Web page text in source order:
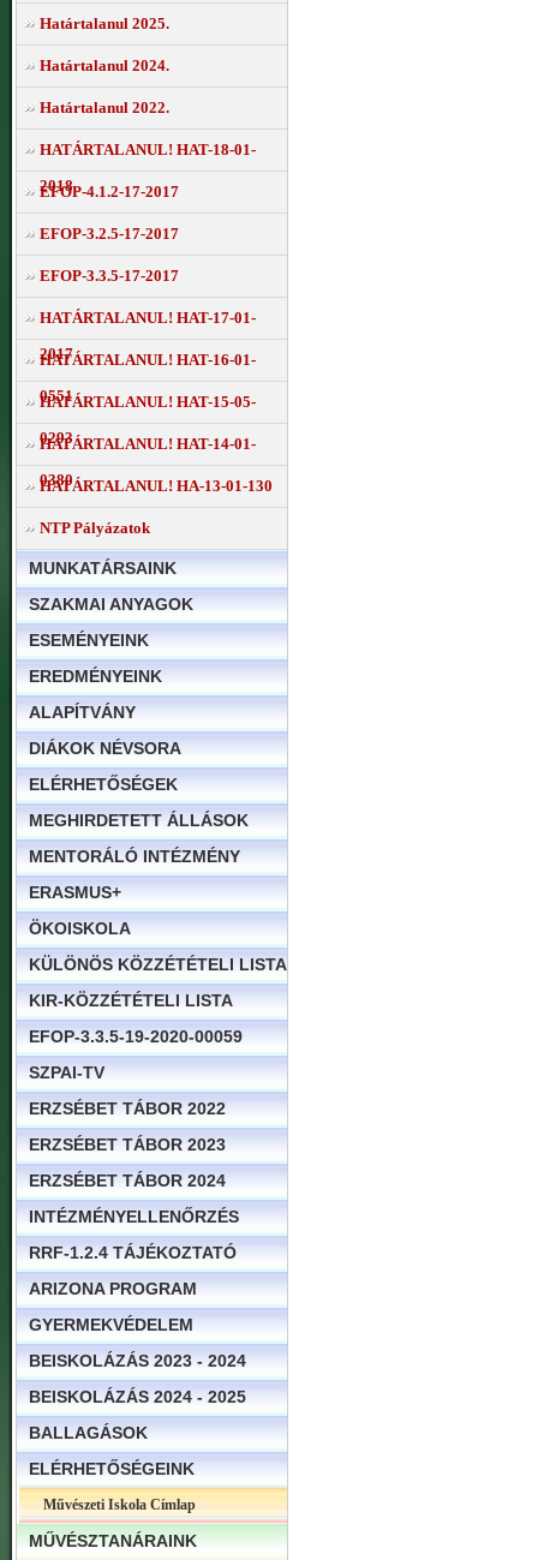
Határtalanul 2025.
Határtalanul 2024.
Határtalanul 2022.
HATÁRTALANUL! HAT-18-01-
2018
EFOP-4.1.2-17-2017
EFOP-3.2.5-17-2017
EFOP-3.3.5-17-2017
HATÁRTALANUL! HAT-17-01-
2017
HATÁRTALANUL! HAT-16-01-
0551
HATÁRTALANUL! HAT-15-05-
0293
HATÁRTALANUL! HAT-14-01-
0380
HATÁRTALANUL! HA-13-01-130
NTP Pályázatok
MUNKATÁRSAINK
SZAKMAI ANYAGOK
ESEMÉNYEINK
EREDMÉNYEINK
ALAPÍTVÁNY
DIÁKOK NÉVSORA
ELÉRHETŐSÉGEK
MEGHIRDETETT ÁLLÁSOK
MENTORÁLÓ INTÉZMÉNY
ERASMUS+
ÖKOISKOLA
KÜLÖNÖS KÖZZÉTÉTELI LISTA
KIR-KÖZZÉTÉTELI LISTA
EFOP-3.3.5-19-2020-00059
SZPAI-TV
ERZSÉBET TÁBOR 2022
ERZSÉBET TÁBOR 2023
ERZSÉBET TÁBOR 2024
INTÉZMÉNYELLENŐRZÉS
RRF-1.2.4 TÁJÉKOZTATÓ
ARIZONA PROGRAM
GYERMEKVÉDELEM
BEISKOLÁZÁS 2023 - 2024
BEISKOLÁZÁS 2024 - 2025
BALLAGÁSOK
ELÉRHETŐSÉGEINK
Művészeti Iskola Címlap
MŰVÉSZTANÁRAINK